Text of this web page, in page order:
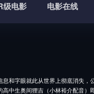
级电影 电影在线
和字眼就此从世界上彻底消失，
中生奥间狸吉（小林裕介配音）